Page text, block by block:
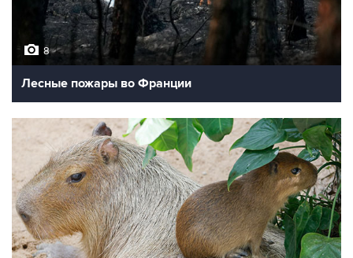
8
Лесные пожары во Франции